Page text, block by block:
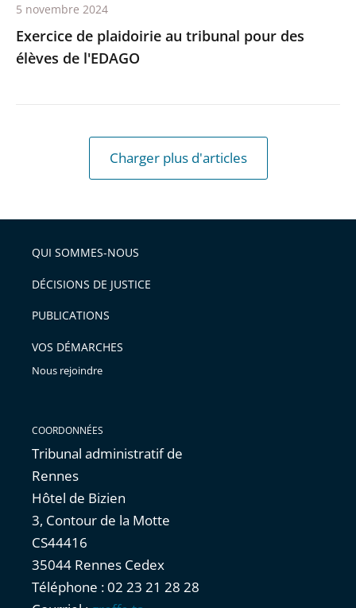
Exercice de plaidoirie au tribunal pour des
élèves de l'EDAGO
5 novembre 2024
Charger plus d'articles
QUI SOMMES-NOUS
DÉCISIONS DE JUSTICE
PUBLICATIONS
VOS DÉMARCHES
Nous rejoindre
COORDONNÉES
Tribunal administratif de
Rennes
Hôtel de Bizien
3, Contour de la Motte
CS44416
35044 Rennes Cedex
Téléphone : 02 23 21 28 28